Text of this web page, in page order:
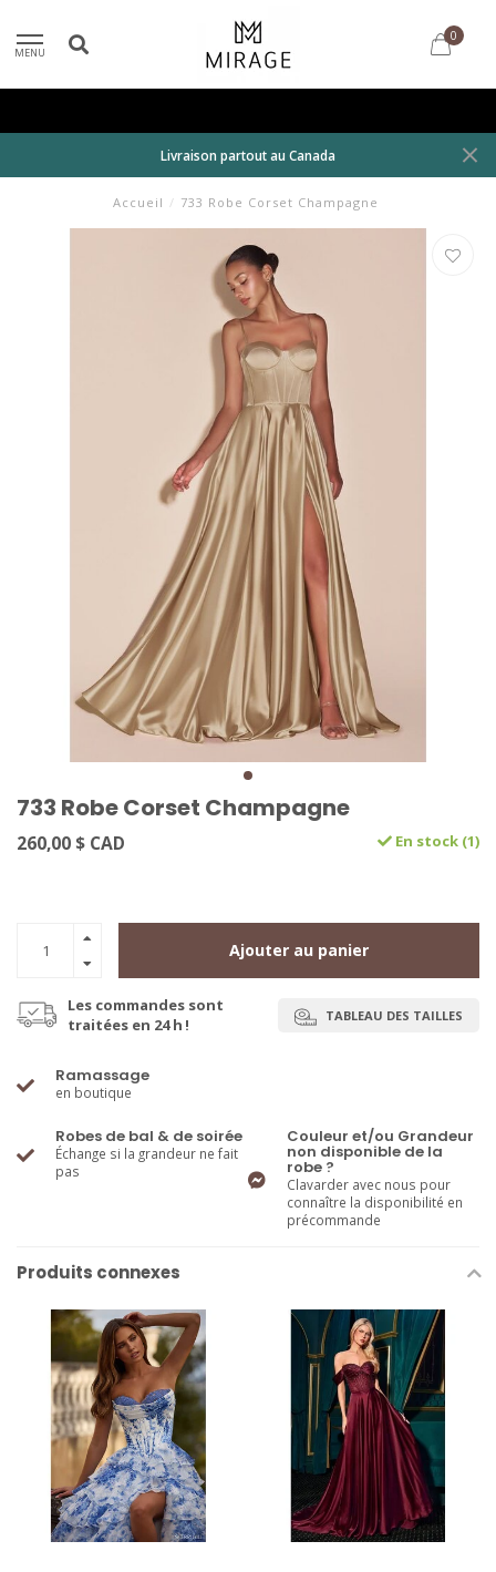
MENU
0
Livraison partout au Canada
Accueil / 733 Robe Corset Champagne
733 Robe Corset Champagne
260,00 $ CAD En stock (1)
Ajouter au panier
Les commandes sont
traitées en 24 h !
TABLEAU DES TAILLES
Ramassage
en boutique
Robes de bal & de soirée
Échange si la grandeur ne fait
pas
Couleur et/ou Grandeur
non disponible de la
robe ?
Clavarder avec nous pour
connaître la disponibilité en
précommande
Produits connexes